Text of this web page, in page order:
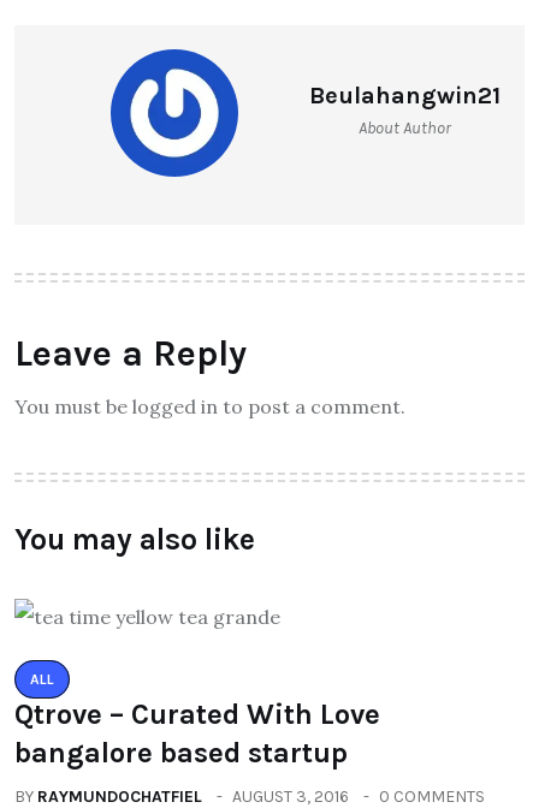
Beulahangwin21
About Author
Leave a Reply
You must be logged in to post a comment.
You may also like
ALL
Qtrove – Curated With Love
bangalore based startup
BY RAYMUNDOCHATFIEL AUGUST 3, 2016 0 COMMENTS